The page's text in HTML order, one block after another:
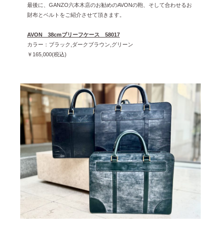
最後に、GANZO六本木店のお勧めのAVONの鞄、そして合わせるお
財布とベルトをご紹介させて頂きます。
AVON 38cmブリーフケース 58017
カラー：ブラック,ダークブラウン,グリーン
￥165,000(税込)